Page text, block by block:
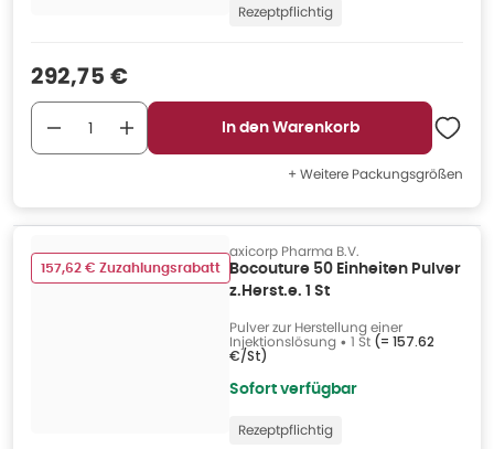
Rezeptpflichtig
Verkaufspreis
292,75 €
In den Warenkorb
+ Weitere Packungsgrößen
157,62 € Zuzahlungsrabatt
axicorp Pharma B.V.
Bocouture 50 Einheiten Pulver
z.Herst.e. 1 St
Pulver zur Herstellung einer
Injektionslösung • 1 St (= 157.62
€/St)
Sofort verfügbar
Rezeptpflichtig